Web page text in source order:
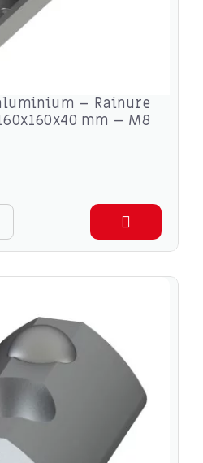
– Rainure
mm – M8